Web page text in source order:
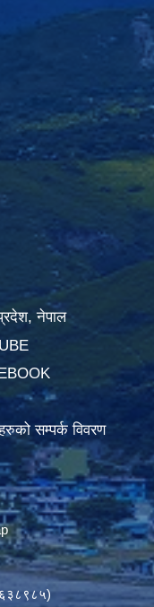
नेपाल
सम्पर्क विवरण